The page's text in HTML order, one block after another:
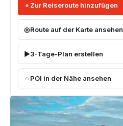
Zur Reiseroute hinzufügen
Route auf der Karte ansehen
3-Tage-Plan erstellen
POI in der Nähe ansehen